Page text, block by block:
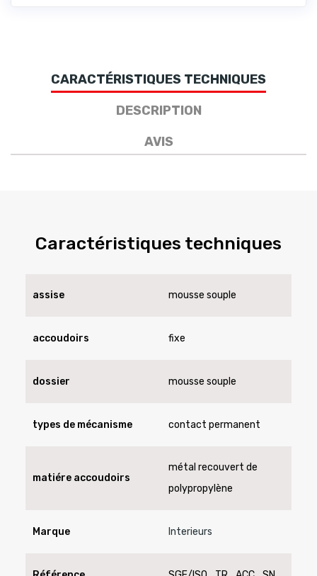
CARACTÉRISTIQUES TECHNIQUES
DESCRIPTION
AVIS
Caractéristiques techniques
assise mousse souple
accoudoirs fixe
dossier mousse souple
types de mécanisme contact permanent
matiére accoudoirs
métal recouvert de
polypropylène
Marque Interieurs